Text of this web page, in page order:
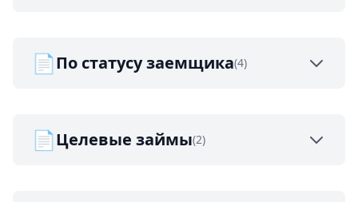
📄По статусу заемщика(4)
📄Целевые займы(2)